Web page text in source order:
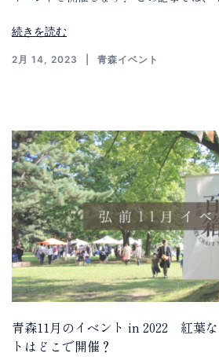
続きを読む
2月 14, 2023 青森イベント
青森11月のイベント in 2022 紅葉
トはどこで開催？